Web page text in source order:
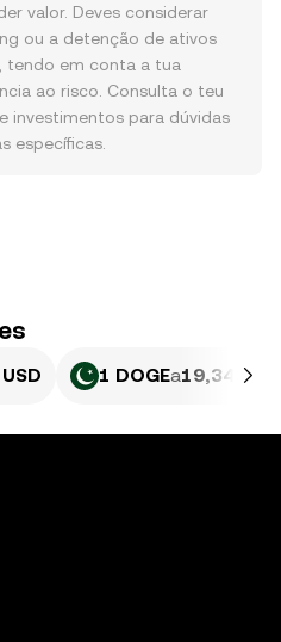
valor. Deves considerar
ou a detenção de ativos
tendo em conta a tua
ao risco. Consulta o teu
investimentos para dúvidas
específicas.
1 DOGEa19,34 PKR